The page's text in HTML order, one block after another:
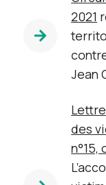
2021
Jean
des
n°15,